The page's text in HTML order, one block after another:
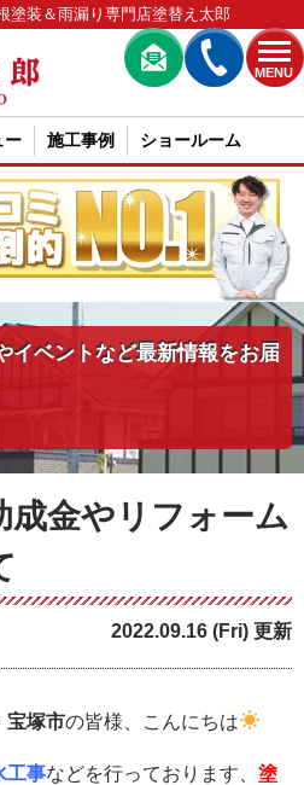
MENU
塗装＆雨漏り専門店塗替え太郎
ー 施工事例 ショールーム
イベントなど最新情報をお届
成金やリフォーム
2022.09.16 (Fri) 更新
宝塚市の皆様、こんにちは
工事などを行っております、 塗